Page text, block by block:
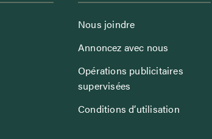
Nous joindre
Annoncez avec nous
Opérations publicitaires
supervisées
Conditions d’utilisation